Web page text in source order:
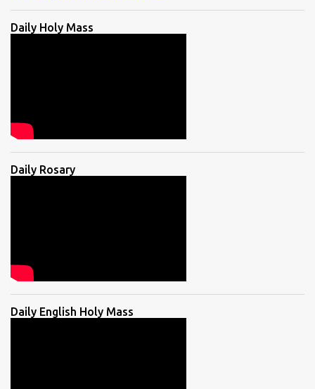
Daily Holy Mass
Daily Rosary
Daily English Holy Mass